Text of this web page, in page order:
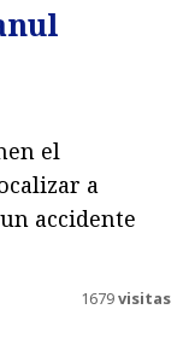
el
a
accidente
1679visitas